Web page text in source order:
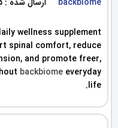
wellness supplement
spinal comfort, reduce
and promote freer,
backbiome everyday
life.